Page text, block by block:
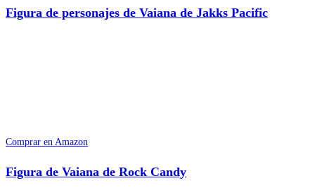
Figura de personajes de Vaiana de Jakks Pacific
Comprar en Amazon
Figura de Vaiana de Rock Candy